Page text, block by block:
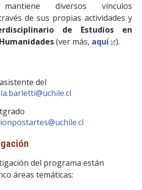
diversos vínculos
de sus propias actividades y
de Estudios en
(ver más, aquí ).
del
del programa están
áreas temáticas: